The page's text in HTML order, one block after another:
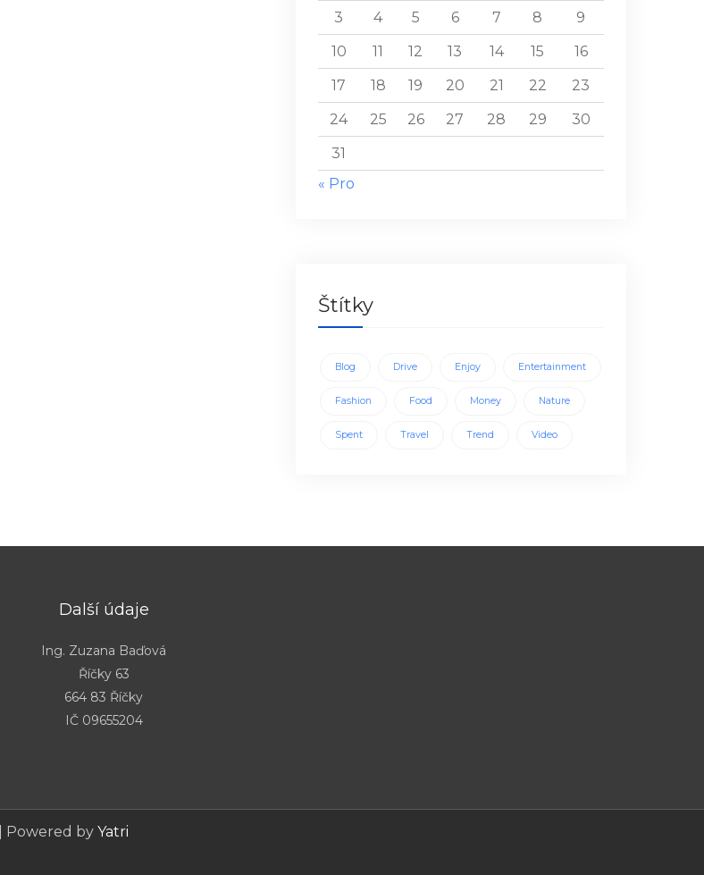
3
4 5 6 7 8
9
10
11 12 13 14 15
16
17
18 19 20 21 22
23
24
25 26 27 28 29
30
31
« Pro
Štítky
Blog Drive Enjoy Entertainment
Fashion Food Money Nature
Spent Travel Trend Video
Další údaje
Ing. Zuzana Baďová
Říčky 63
664 83 Říčky
IČ 09655204
Powered by Yatri